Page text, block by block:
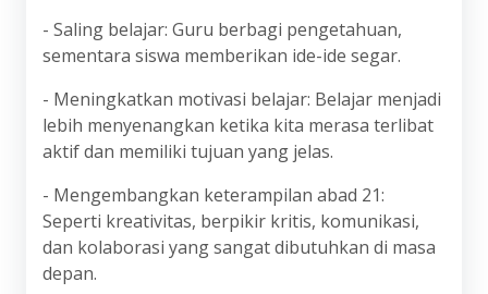
- Saling belajar: Guru berbagi pengetahuan,
sementara siswa memberikan ide-ide segar.
- Meningkatkan motivasi belajar: Belajar menjadi
lebih menyenangkan ketika kita merasa terlibat
aktif dan memiliki tujuan yang jelas.
- Mengembangkan keterampilan abad 21:
Seperti kreativitas, berpikir kritis, komunikasi,
dan kolaborasi yang sangat dibutuhkan di masa
depan.